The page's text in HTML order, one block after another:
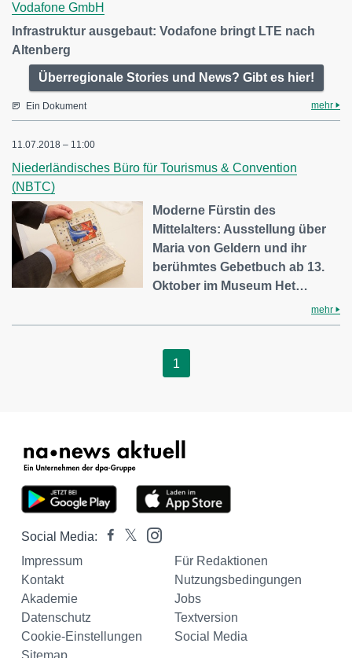
Vodafone GmbH
Infrastruktur ausgebaut: Vodafone bringt LTE nach
Altenberg
Überregionale Stories und News? Gibt es hier!
Ein Dokument mehr
11.07.2018 – 11:00
Niederländisches Büro für Tourismus & Convention
(NBTC)
Moderne Fürstin des
Mittelalters: Ausstellung über
Maria von Geldern und ihr
berühmtes Gebetbuch ab 13.
Oktober im Museum Het…
mehr
1
Social Media:
Impressum
Für Redaktionen
Kontakt
Nutzungsbedingungen
Akademie
Jobs
Datenschutz
Textversion
Cookie-Einstellungen
Social Media
Sitemap